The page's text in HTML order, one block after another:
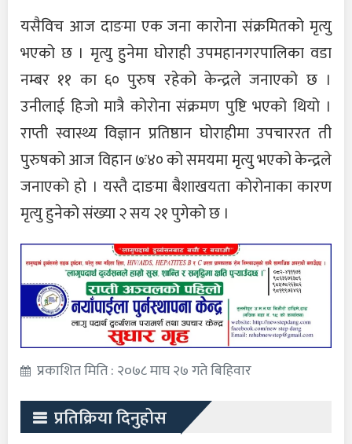
यसैविच आज दाङमा एक जना कारोना संक्रमितको मृत्यु
भएको छ । मृत्यु हुनेमा घोराही उपमहानगरपालिका वडा
नम्बर ११ का ६० पुरुष रहेको केन्द्रले जनाएको छ ।
उनीलाई हिजो मात्रै कोरोना संक्रमण पुष्टि भएको थियो ।
राप्ती स्वास्थ्य विज्ञान प्रतिष्ठान घोराहीमा उपचाररत ती
पुरुषको आज विहान ७ः४० को समयमा मृत्यु भएको केन्द्रले
जनाएको हो । यस्तै दाङमा बैशाखयता कोरोनाका कारण
मृत्यु हुनेको संख्या २ सय २१ पुगेको छ ।
प्रकाशित मिति : २०७८ माघ २७ गते बिहिवार
प्रतिक्रिया दिनुहोस